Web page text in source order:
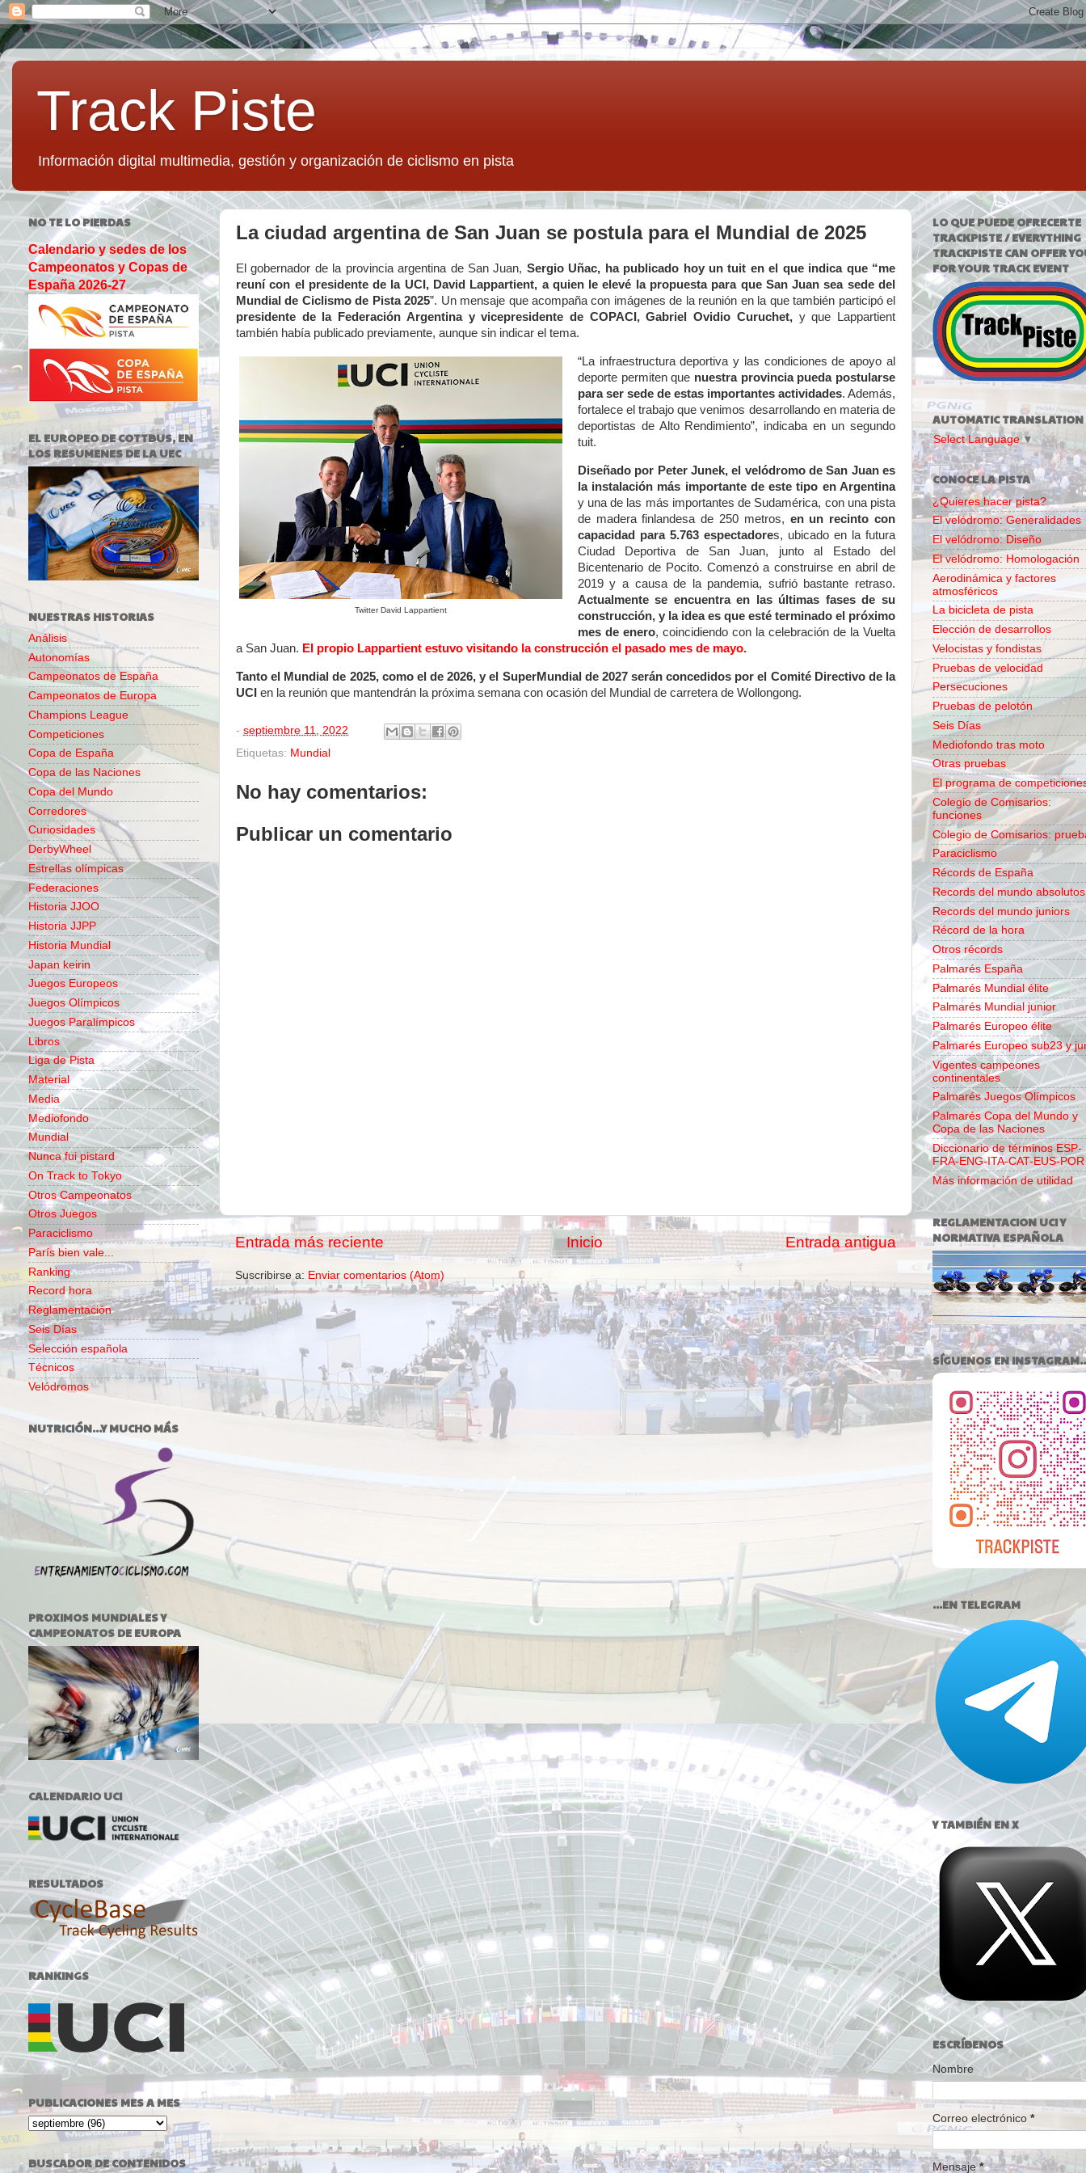
Track Piste
Información digital multimedia, gestión y organización de ciclismo en pista
La ciudad argentina de San Juan se postula para el Mundial de 2025
El gobernador de la provincia argentina de San Juan, Sergio Uñac, ha publicado hoy un tuit en el que indica que “me
reuní con el presidente de la UCI, David Lappartient, a quien le elevé la propuesta para que San Juan sea sede del
Mundial de Ciclismo de Pista 2025”. Un mensaje que acompaña con imágenes de la reunión en la que también participó el
presidente de la Federación Argentina y vicepresidente de COPACI, Gabriel Ovidio Curuchet, y que Lappartient
también había publicado previamente, aunque sin indicar el tema.
Twitter David Lappartient
“La infraestructura deportiva y las condiciones de apoyo al
deporte permiten que nuestra provincia pueda postularse
para ser sede de estas importantes actividades. Además,
fortalece el trabajo que venimos desarrollando en materia de
deportistas de Alto Rendimiento”, indicaba en un segundo
tuit.
Diseñado por Peter Junek, el velódromo de San Juan es
la instalación más importante de este tipo en Argentina
y una de las más importantes de Sudamérica, con una pista
de madera finlandesa de 250 metros, en un recinto con
capacidad para 5.763 espectadores, ubicado en la futura
Ciudad Deportiva de San Juan, junto al Estado del
Bicentenario de Pocito. Comenzó a construirse en abril de
2019 y a causa de la pandemia, sufrió bastante retraso.
Actualmente se encuentra en las últimas fases de su
construcción, y la idea es que esté terminado el próximo
mes de enero, coincidiendo con la celebración de la Vuelta
a San Juan. El propio Lappartient estuvo visitando la construcción el pasado mes de mayo.
Tanto el Mundial de 2025, como el de 2026, y el SuperMundial de 2027 serán concedidos por el Comité Directivo de la
UCI en la reunión que mantendrán la próxima semana con ocasión del Mundial de carretera de Wollongong.
- septiembre 11, 2022
Etiquetas: Mundial
No hay comentarios:
Publicar un comentario
Entrada más reciente Entrada antigua
Inicio
Suscribirse a: Enviar comentarios (Atom)
NO TE LO PIERDAS
Calendario y sedes de los
Campeonatos y Copas de
España 2026-27
EL EUROPEO DE COTTBUS, EN
LOS RESUMENES DE LA UEC
NUESTRAS HISTORIAS
Análisis
Autonomías
Campeonatos de España
Campeonatos de Europa
Champions League
Competiciones
Copa de España
Copa de las Naciones
Copa del Mundo
Corredores
Curiosidades
DerbyWheel
Estrellas olímpicas
Federaciones
Historia JJOO
Historia JJPP
Historia Mundial
Japan keirin
Juegos Europeos
Juegos Olímpicos
Juegos Paralímpicos
Libros
Liga de Pista
Material
Media
Mediofondo
Mundial
Nunca fui pistard
On Track to Tokyo
Otros Campeonatos
Otros Juegos
Paraciclismo
París bien vale...
Ranking
Record hora
Reglamentación
Seis Días
Selección española
Técnicos
Velódromos
NUTRICIÓN...Y MUCHO MÁS
PROXIMOS MUNDIALES Y
CAMPEONATOS DE EUROPA
CALENDARIO UCI
RESULTADOS
RANKINGS
PUBLICACIONES MES A MES
BUSCADOR DE CONTENIDOS
LO QUE PUEDE OFRECERTE
TRACKPISTE / EVERYTHING
TRACKPISTE CAN OFFER
FOR YOUR TRACK EVENT
AUTOMATIC TRANSLATION
Select Language ▼
CONOCE LA PISTA
¿Quieres hacer pista?
El velódromo: Generalidades
El velódromo: Diseño
El velódromo: Homologación
Aerodinámica y factores
atmosféricos
La bicicleta de pista
Elección de desarrollos
Velocistas y fondistas
Pruebas de velocidad
Persecuciones
Pruebas de pelotón
Seis Días
Mediofondo tras moto
Otras pruebas
El programa de
Colegio de Comisarios:
funciones
Colegio de Comisarios:
Paraciclismo
Récords de España
Records del mundo absolutos
Records del mundo juniors
Récord de la hora
Otros récords
Palmarés España
Palmarés Mundial élite
Palmarés Mundial junior
Palmarés Europeo élite
Palmarés Europeo sub23 y
Vigentes campeones
continentales
Palmarés Juegos Olímpicos
Palmarés Copa del Mundo y
Copa de las Naciones
Diccionario de términos ESP-
FRA-ENG-ITA-CAT-EUS-POR
Más información de utilidad
REGLAMENTACION UCI Y
NORMATIVA ESPAÑOLA
SÍGUENOS EN
...EN TELEGRAM
Y TAMBIÉN EN X
ESCRÍBENOS
Nombre
Correo electrónico *
Mensaje*